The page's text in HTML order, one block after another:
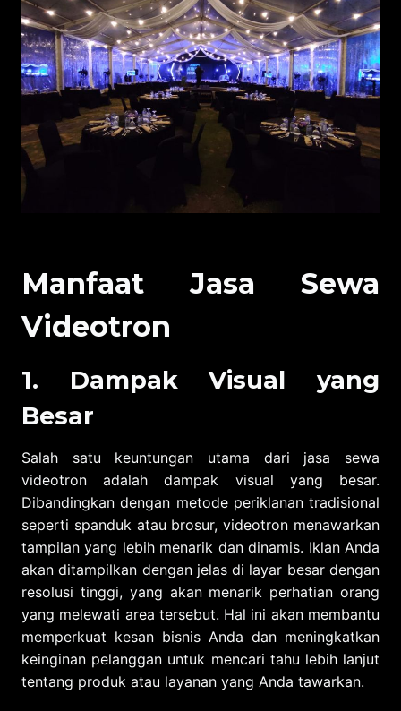
Manfaat Jasa Sewa
Videotron
1. Dampak Visual yang
Besar
Salah satu keuntungan utama dari jasa sewa
videotron adalah dampak visual yang besar.
Dibandingkan dengan metode periklanan tradisional
seperti spanduk atau brosur, videotron menawarkan
tampilan yang lebih menarik dan dinamis. Iklan Anda
akan ditampilkan dengan jelas di layar besar dengan
resolusi tinggi, yang akan menarik perhatian orang
yang melewati area tersebut. Hal ini akan membantu
memperkuat kesan bisnis Anda dan meningkatkan
keinginan pelanggan untuk mencari tahu lebih lanjut
tentang produk atau layanan yang Anda tawarkan.